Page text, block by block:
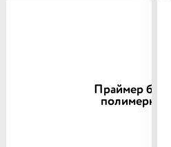
Праймер
полимерный